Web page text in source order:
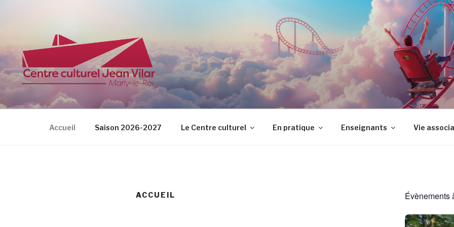
CENTRE CULTUREL JEAN VILAR
Accueil Saison 2026-2027 Le Centre culturel En pratique Enseignants Vie
ACCUEIL Évènements